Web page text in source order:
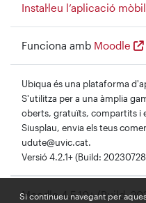
Si continueu navegant per
Instal·leu l’aplicació mòbil
Funciona amb Moodle
Ubiqua és una plataforma
S'utilitza per a una àmplia
oberts, gratuïts, compartits i
Siusplau, envia els teus
udute@uvic.cat.
Versió 4.2.1+ (Build:
Moodle 4.5.10+ (Build: